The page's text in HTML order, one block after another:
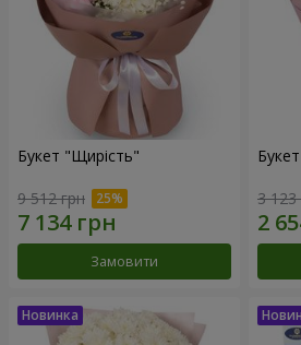
Букет "Щирість"
9 512 грн
Замовити
3 123